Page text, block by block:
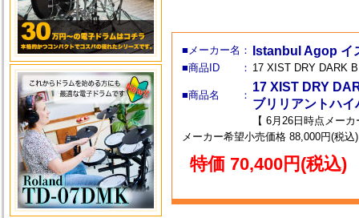
■メーカー名： Istanbul Agop イ
■商品ID ： 17 XIST DRY DARK
■商品名 ：
17 XIST DRY
ブリリアントハ
【 6月26日時点メー
メーカー希望小売価格 88,000円(税込)
特価 70,400円(税込)